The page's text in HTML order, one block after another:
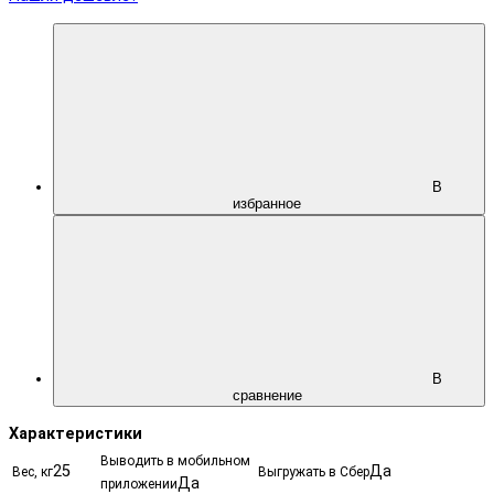
В
избранное
В
сравнение
Характеристики
Вес, кг25
Выводить в мобильном
приложенииДа
Выгружать в СберДа